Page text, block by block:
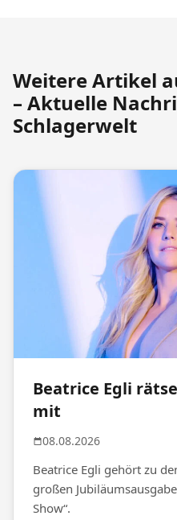
Weitere Artikel
– Aktuelle
Schlagerwelt
Beatrice Egli
mit
08.08.2026
Beatrice Egli gehört zu
großen
Show“.